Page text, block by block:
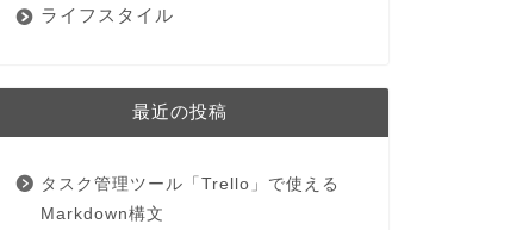
ライフスタイル
最近の投稿
タスク管理ツール「Trello」で使える
Markdown構文